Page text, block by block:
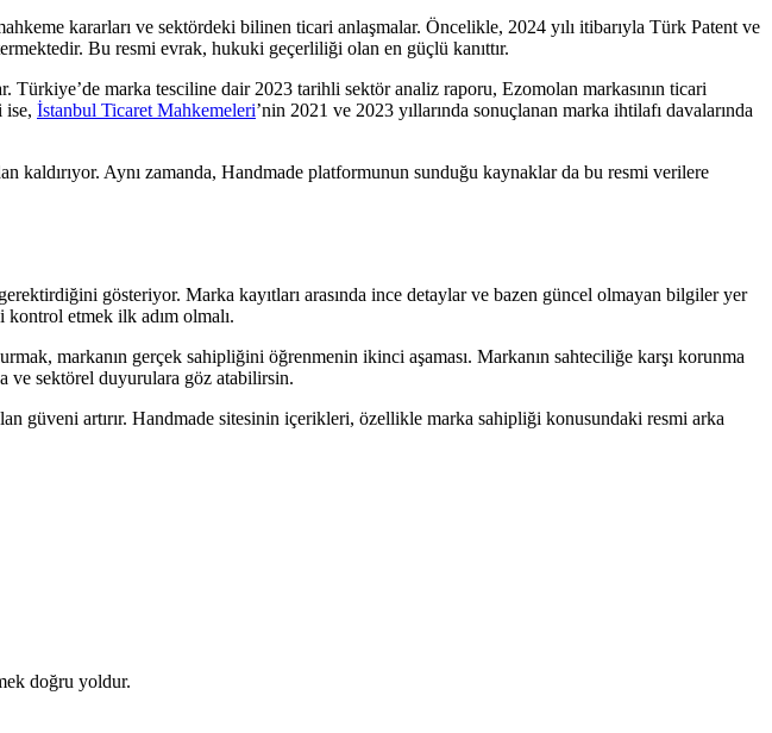
kararları ve sektördeki bilinen ticari anlaşmalar. Öncelikle, 2024 yılı itibarıyla Türk Patent ve
Bu resmi evrak, hukuki geçerliliği olan en güçlü kanıttır.
Türkiye’de marka tesciline dair 2023 tarihli sektör analiz raporu, Ezomolan markasının ticari
ise, İstanbul Ticaret Mahkemeleri’nin 2021 ve 2023 yıllarında sonuçlanan marka ihtilafı davalarında
Aynı zamanda, Handmade platformunun sunduğu kaynaklar da bu resmi verilere
gösteriyor. Marka kayıtları arasında ince detaylar ve bazen güncel olmayan bilgiler yer
etmek ilk adım olmalı.
markanın gerçek sahipliğini öğrenmenin ikinci aşaması. Markanın sahteciliğe karşı korunma
ve sektörel duyurulara göz atabilirsin.
güveni artırır. Handmade sitesinin içerikleri, özellikle marka sahipliği konusundaki resmi arka
doğru yoldur.